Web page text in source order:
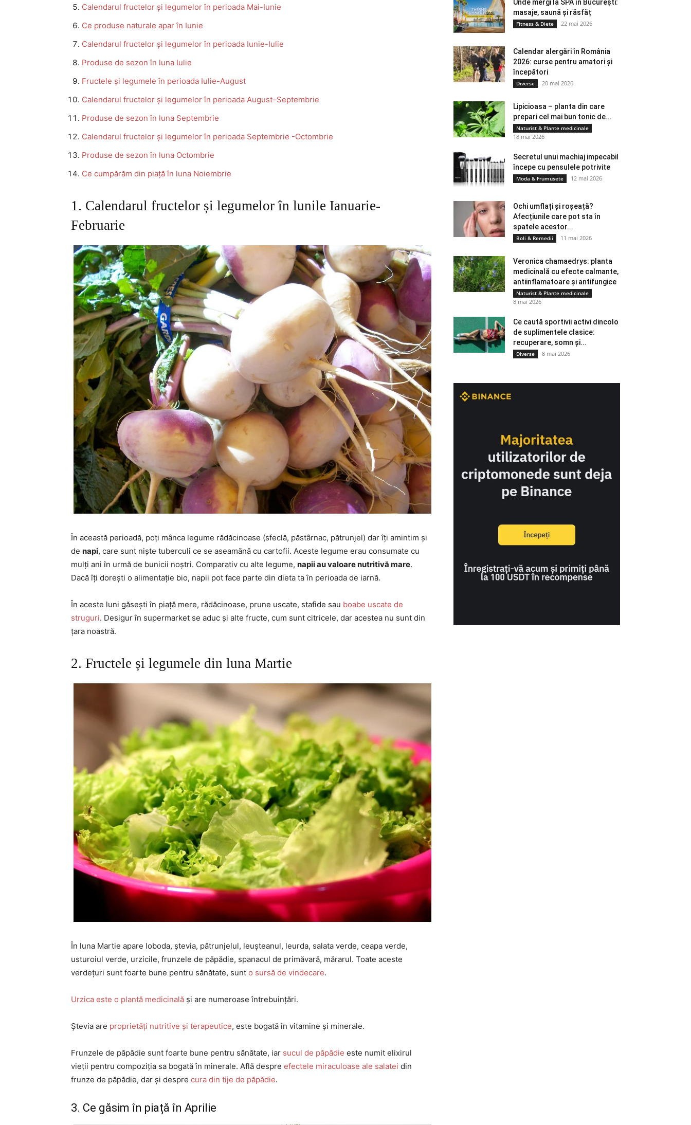
Calendarul fructelor și legumelor în perioada Mai-Iunie
Ce produse naturale apar în Iunie
Calendarul fructelor și legumelor în perioada Iunie-Iulie
Produse de sezon în luna Iulie
Fructele și legumele în perioada Iulie-August
Calendarul fructelor și legumelor în perioada August–Septembrie
Produse de sezon în luna Septembrie
Calendarul fructelor și legumelor în perioada Septembrie -Octombrie
Produse de sezon în luna Octombrie
Ce cumpărăm din piață în luna Noiembrie
1. Calendarul fructelor și legumelor în lunile Ianuarie-
Februarie
În această perioadă, poți mânca legume rădăcinoase (sfeclă, păstârnac, pătrunjel) dar îți amintim și
de napi, care sunt niște tuberculi ce se aseamănă cu cartofii. Aceste legume erau consumate cu
mulți ani în urmă de bunicii noștri. Comparativ cu alte legume, napii au valoare nutritivă mare.
Dacă îți dorești o alimentație bio, napii pot face parte din dieta ta în perioada de iarnă.
În aceste luni găsești în piață mere, rădăcinoase, prune uscate, stafide sau boabe uscate de
struguri. Desigur în supermarket se aduc și alte fructe, cum sunt citricele, dar acestea nu sunt din
țara noastră.
2. Fructele și legumele din luna Martie
În luna Martie apare loboda, ștevia, pătrunjelul, leușteanul, leurda, salata verde, ceapa verde,
usturoiul verde, urzicile, frunzele de păpădie, spanacul de primăvară, mărarul. Toate aceste
verdețuri sunt foarte bune pentru sănătate, sunt o sursă de vindecare.
Urzica este o plantă medicinală și are numeroase întrebuințări.
Ștevia are proprietăți nutritive și terapeutice, este bogată în vitamine și minerale.
Frunzele de păpădie sunt foarte bune pentru sănătate, iar sucul de păpădie este numit elixirul
vieții pentru compoziția sa bogată în minerale. Află despre efectele miraculoase ale salatei din
frunze de păpădie, dar și despre cura din tije de păpădie.
3. Ce găsim în piață în Aprilie
Unde mergi la SPA în București:
masaje, saună și răsfăț
Fitness & Diete 22 mai 2026
Calendar alergări în România
2026: curse pentru amatori și
începători
Diverse 20 mai 2026
Lipicioasa – planta din care
prepari cel mai bun tonic de...
Naturist & Plante medicinale
18 mai 2026
Secretul unui machiaj impecabil
începe cu pensulele potrivite
Moda & Frumusete 12 mai 2026
Ochi umflați și roșeață?
Afecțiunile care pot sta în
spatele acestor...
Boli & Remedii 11 mai 2026
Veronica chamaedrys: planta
medicinală cu efecte calmante,
antiinflamatoare și antifungice
Naturist & Plante medicinale
8 mai 2026
Ce caută sportivii activi dincolo
de suplimentele clasice:
recuperare, somn și...
Diverse 8 mai 2026